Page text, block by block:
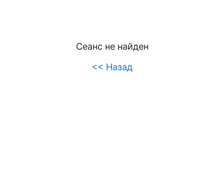
Сеанс не найден
<< Назад